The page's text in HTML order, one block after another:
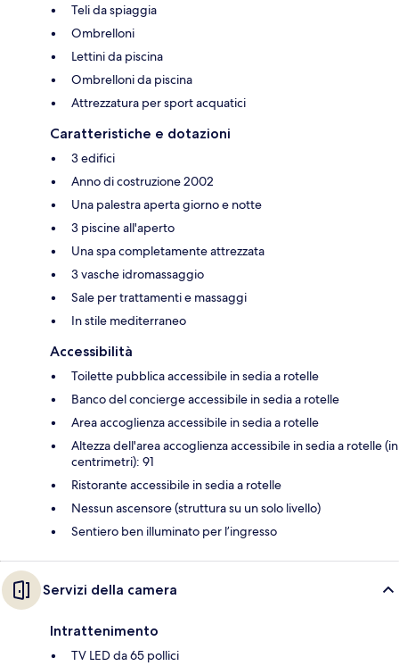
Teli da spiaggia
Ombrelloni
Lettini da piscina
Ombrelloni da piscina
Attrezzatura per sport acquatici
Caratteristiche e dotazioni
3 edifici
Anno di costruzione 2002
Una palestra aperta giorno e notte
3 piscine all'aperto
Una spa completamente attrezzata
3 vasche idromassaggio
Sale per trattamenti e massaggi
In stile mediterraneo
Accessibilità
Toilette pubblica accessibile in sedia a rotelle
Banco del concierge accessibile in sedia a rotelle
Area accoglienza accessibile in sedia a rotelle
Altezza dell'area accoglienza accessibile in sedia a rotelle (in
centrimetri): 91
Ristorante accessibile in sedia a rotelle
Nessun ascensore (struttura su un solo livello)
Sentiero ben illuminato per l’ingresso
Servizi della camera
Intrattenimento
TV LED da 65 pollici